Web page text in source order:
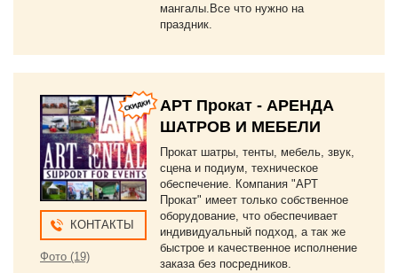
мангалы.Все что нужно на
праздник.
КОНТАКТЫ
Фото (19)
АРТ Прокат - АРЕНДА
ШАТРОВ И МЕБЕЛИ
Прокат шатры, тенты, мебель, звук,
сцена и подиум, техническое
обеспечение. Компания "АРТ
Прокат" имеет только собственное
оборудование, что обеспечивает
индивидуальный подход, а так же
быстрое и качественное исполнение
заказа без посредников.